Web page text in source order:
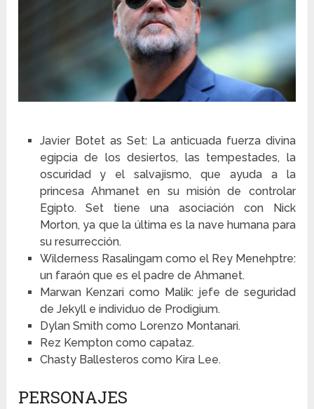
Javier Botet as Set: La anticuada fuerza divina
egipcia de los desiertos, las tempestades, la
oscuridad y el salvajismo, que ayuda a la
princesa Ahmanet en su misión de controlar
Egipto. Set tiene una asociación con Nick
Morton, ya que la última es la nave humana para
su resurrección.
Wilderness Rasalingam como el Rey Menehptre:
un faraón que es el padre de Ahmanet.
Marwan Kenzari como Malik: jefe de seguridad
de Jekyll e individuo de Prodigium.
Dylan Smith como Lorenzo Montanari.
Rez Kempton como capataz.
Chasty Ballesteros como Kira Lee.
PERSONAJES